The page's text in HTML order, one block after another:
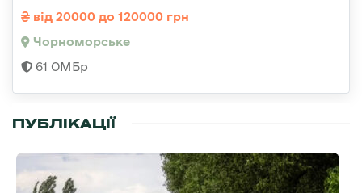
від 20000 до 120000 грн
Чорноморське
61 ОМБр
ПУБЛІКАЦІЇ